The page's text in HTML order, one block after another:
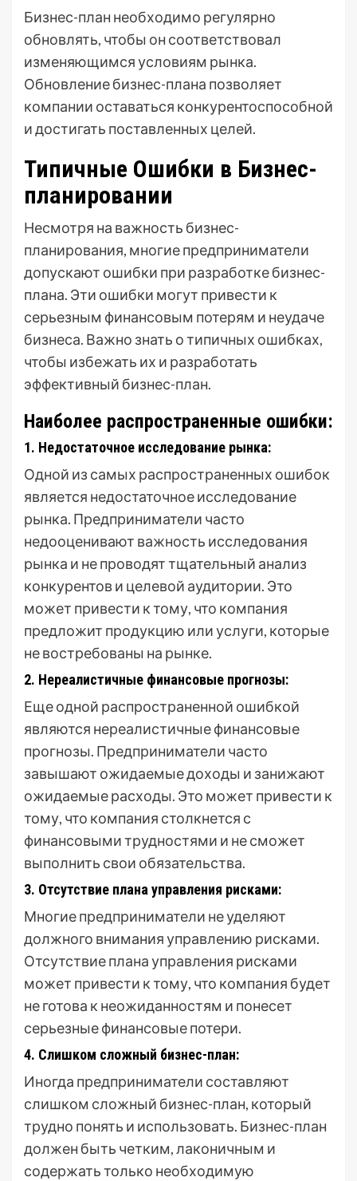
Бизнес-план необходимо регулярно
обновлять, чтобы он соответствовал
изменяющимся условиям рынка.
Обновление бизнес-плана позволяет
компании оставаться конкурентоспособной
и достигать поставленных целей.
Типичные Ошибки в Бизнес-
планировании
Несмотря на важность бизнес-
планирования, многие предприниматели
допускают ошибки при разработке бизнес-
плана. Эти ошибки могут привести к
серьезным финансовым потерям и неудаче
бизнеса. Важно знать о типичных ошибках,
чтобы избежать их и разработать
эффективный бизнес-план.
Наиболее распространенные ошибки:
1. Недостаточное исследование рынка:
Одной из самых распространенных ошибок
является недостаточное исследование
рынка. Предприниматели часто
недооценивают важность исследования
рынка и не проводят тщательный анализ
конкурентов и целевой аудитории. Это
может привести к тому, что компания
предложит продукцию или услуги, которые
не востребованы на рынке.
2. Нереалистичные финансовые прогнозы:
Еще одной распространенной ошибкой
являются нереалистичные финансовые
прогнозы. Предприниматели часто
завышают ожидаемые доходы и занижают
ожидаемые расходы. Это может привести к
тому, что компания столкнется с
финансовыми трудностями и не сможет
выполнить свои обязательства.
3. Отсутствие плана управления рисками:
Многие предприниматели не уделяют
должного внимания управлению рисками.
Отсутствие плана управления рисками
может привести к тому, что компания будет
не готова к неожиданностям и понесет
серьезные финансовые потери.
4. Слишком сложный бизнес-план:
Иногда предприниматели составляют
слишком сложный бизнес-план, который
трудно понять и использовать. Бизнес-план
должен быть четким, лаконичным и
содержать только необходимую